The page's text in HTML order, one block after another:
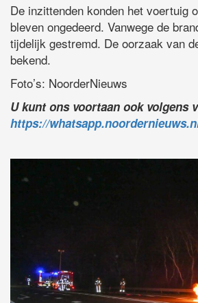
De inzittenden konden het voertuig
bleven ongedeerd. Vanwege de
tijdelijk gestremd. De oorzaak van
bekend.
Foto’s: NoorderNieuws
U kunt ons voortaan ook volgens
https://